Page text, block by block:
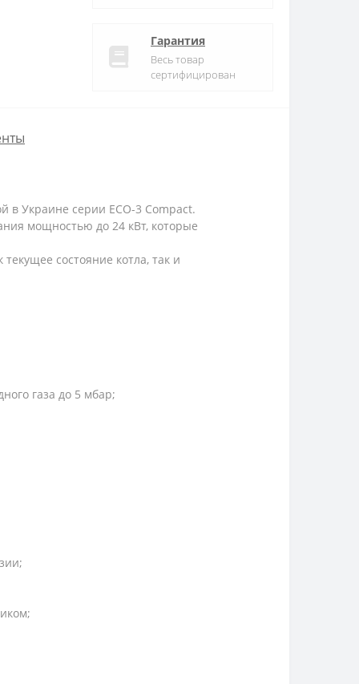
Гарантия
Весь товар
сертифицирован
в Украине серии ECO-3 Compact.
мощностью до 24 кВт, которые
состояние котла, так и
газа до 5 мбар;